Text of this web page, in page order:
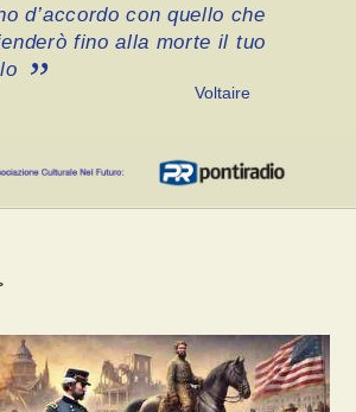
d’accordo con quello che
fino alla morte il tuo
Voltaire